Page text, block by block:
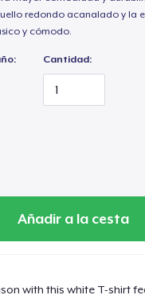
redondo acanalado y la
y cómodo.
Cantidad:
Añadir a la cesta
with this white T-shirt